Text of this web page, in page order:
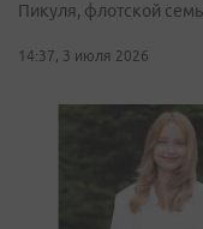
Пикуля, флотской
14:37, 3 июля 2026